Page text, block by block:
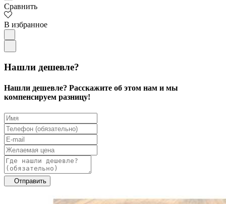
Сравнить
В избранное
Нашли дешевле?
Нашли дешевле? Расскажите об этом нам и мы
компенсируем разницу!
Отправить